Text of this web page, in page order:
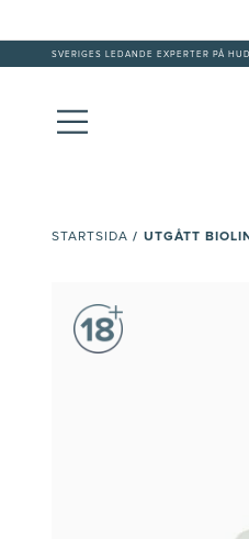
SVERIGES LEDANDE EXPERTER PÅ
STARTSIDA / UTGÅTT